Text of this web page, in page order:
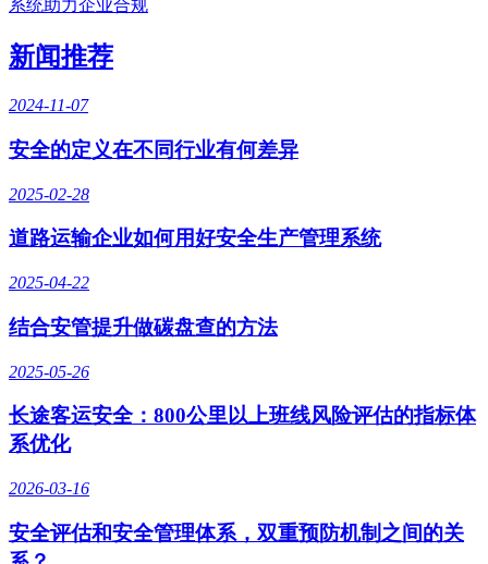
系统助力企业合规
新闻推荐
2024-11-07
安全的定义在不同行业有何差异
2025-02-28
道路运输企业如何用好安全生产管理系统
2025-04-22
结合安管提升做碳盘查的方法
2025-05-26
长途客运安全：800公里以上班线风险评估的指标体
系优化
2026-03-16
安全评估和安全管理体系，双重预防机制之间的关